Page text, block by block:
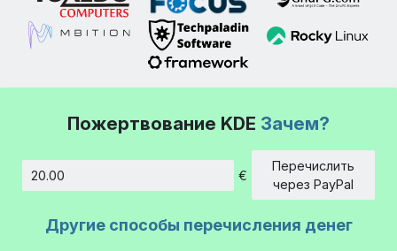
Пожертвование KDE Зачем?
€
Перечислить
через PayPal
Другие способы перечисления денег